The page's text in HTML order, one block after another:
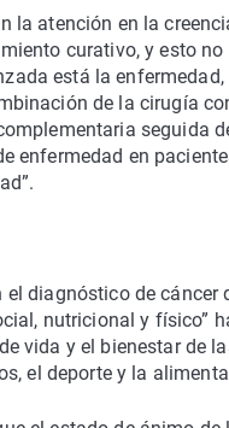
la atención en la
curativo, y esto
está la
de la cirugía
seguida
enfermedad en
diagnóstico de
nutricional y físico”
vida y el bienestar de
el deporte y la